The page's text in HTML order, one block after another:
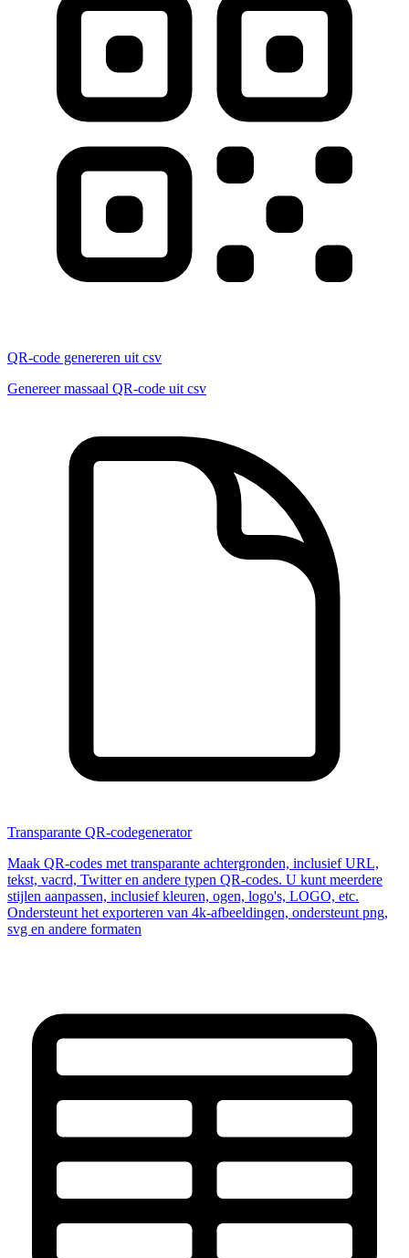
QR-code genereren uit csv
Genereer massaal QR-code uit csv
Transparante QR-codegenerator
Maak QR-codes met transparante achtergronden, inclusief URL,
tekst, vacrd, Twitter en andere typen QR-codes. U kunt meerdere
stijlen aanpassen, inclusief kleuren, ogen, logo's, LOGO, etc.
Ondersteunt het exporteren van 4k-afbeeldingen, ondersteunt png,
svg en andere formaten